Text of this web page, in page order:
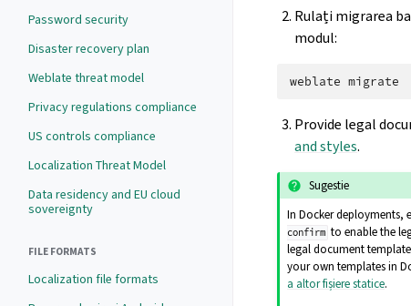
Password security
Disaster recovery plan
Weblate threat model
Privacy regulations compliance
US controls compliance
Localization Threat Model
Data residency and EU cloud
sovereignty
FILE FORMATS
Localization file formats
Rulați migrarea
modul:
weblate
Provide legal
and styles.
Sugestie
In Docker deployments,
confirm to enable the
legal document
your own templates in
a altor fișiere statice.